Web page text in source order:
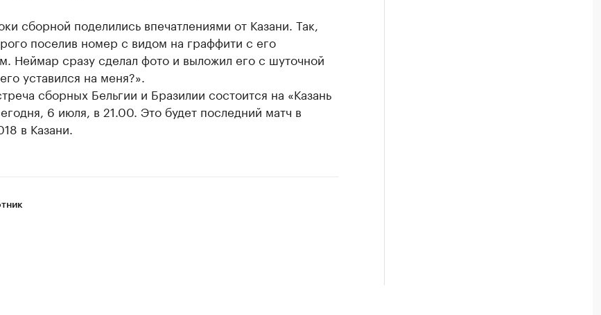
сборной поделились впечатлениями от Казани. Так,
поселив номер с видом на граффити с его
Неймар сразу сделал фото и выложил его с шуточной
уставился на меня?».
сборных Бельгии и Бразилии состоится на «Казань
6 июля, в 21.00. Это будет последний матч в
в Казани.